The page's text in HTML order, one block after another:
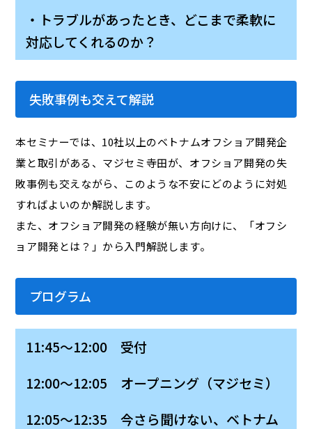
・トラブルがあったとき、どこまで柔軟に
対応してくれるのか？
失敗事例も交えて解説
本セミナーでは、10社以上のベトナムオフショア開発企
業と取引がある、マジセミ寺田が、オフショア開発の失
敗事例も交えながら、このような不安にどのように対処
すればよいのか解説します。
また、オフショア開発の経験が無い方向けに、「オフシ
ョア開発とは？」から入門解説します。
プログラム
11:45～12:00 受付
12:00～12:05 オープニング（マジセミ）
12:05～12:35 今さら聞けない、ベトナム